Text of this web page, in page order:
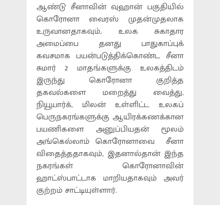
ஆண்டு சீனாவின் வுஹான் பகுதியில்
கொரோனா வைரஸ் முதன்முதலாக
உருவானதாகவும், உலக சுகாதார
அமைப்பை தனது பாதுகாப்புக்
கவசமாக பயன்படுத்திக்கொண்ட சீனா
சுமார் 2 மாதங்களுக்கு உலகத்திடம்
இருந்து கொரோனா குறித்த
தகவல்களை மறைத்து வைத்து,
நியூயார்க், மிலன் உள்ளிட்ட உலகப்
பெருநகரங்களுக்கு ஆயிரக்கணக்கான
பயணிகளை அனுப்பியதன் மூலம்
அங்கெல்லாம் கொரோனாவை சீனா
விதைத்ததாகவும், இதனால்தான் இந்த
நகரங்கள் கொரோனாவின்
ஹாட்ஸ்பாட்டாக மாறியதாகவும் அவர்
குற்றம் சாட்டியுள்ளார்.